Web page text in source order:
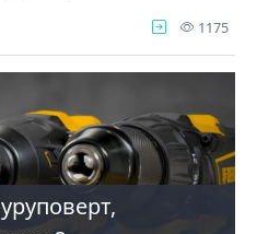
1175